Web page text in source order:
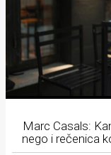
Marc Casals:
nego i rečenica